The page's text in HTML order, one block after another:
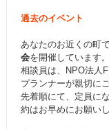
過去のイベント
あなたのお近くの町
会を開催しています。
相談員は、NPO法人
プランナーが親切に
先着順にて、定員に
約はお早めにお願いし